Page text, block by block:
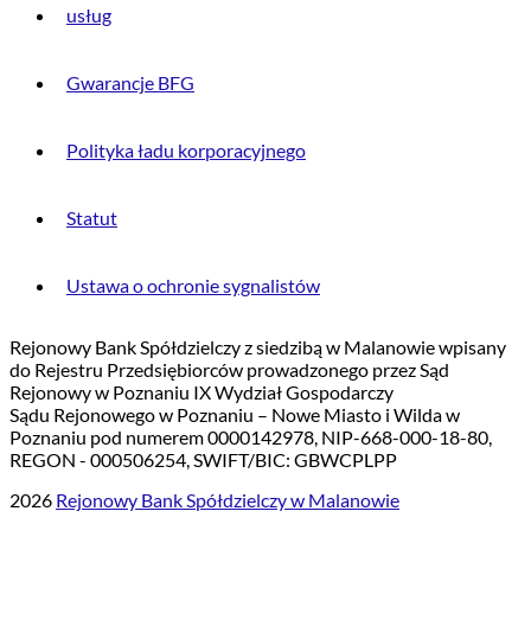
usług
Gwarancje BFG
Polityka ładu korporacyjnego
Statut
Ustawa o ochronie sygnalistów
Rejonowy Bank Spółdzielczy z siedzibą w Malanowie wpisany
do Rejestru Przedsiębiorców prowadzonego przez Sąd
Rejonowy w Poznaniu IX Wydział Gospodarczy
Sądu Rejonowego w Poznaniu – Nowe Miasto i Wilda w
Poznaniu pod numerem 0000142978, NIP-668-000-18-80,
REGON - 000506254, SWIFT/BIC: GBWCPLPP
2026 Rejonowy Bank Spółdzielczy w Malanowie